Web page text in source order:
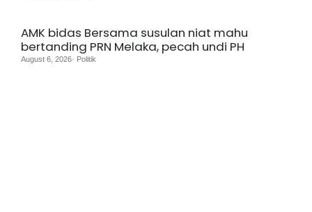
AMK bidas Bersama susulan niat mahu
bertanding PRN Melaka, pecah undi PH
August 6, 2026· Politik